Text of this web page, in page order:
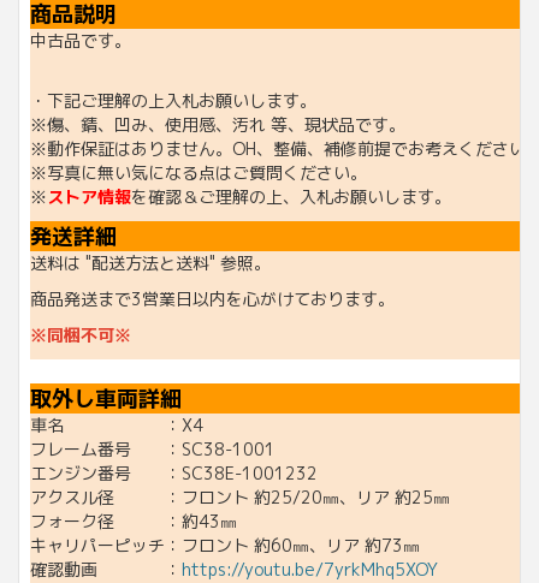
商品説明
中古品です。
・下記ご理解の上入札お願いします。
※傷、錆、凹み、使用感、汚れ 等、現状品です。
※動作保証はありません。OH、整備、補修前提でお考えください
※写真に無い気になる点はご質問ください。
※ストア情報を確認＆ご理解の上、入札お願いします。
発送詳細
送料は "配送方法と送料" 参照。
商品発送まで3営業日以内を心がけております。
※同梱不可※
取外し車両詳細
車名 ：X4
フレーム番号 ：SC38-1001
エンジン番号 ：SC38E-1001232
アクスル径 ：フロント 約25/20㎜、リア 約25㎜
フォーク径 ：約43㎜
キャリパーピッチ：フロント 約60㎜、リア 約73㎜
確認動画 ： https://youtu.be/7yrkMhq5XOY